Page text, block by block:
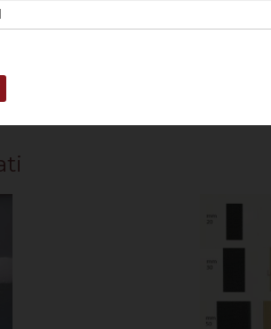
nella voce "Quantità" il numero di metri
voce "Quantità" il numero di pezze